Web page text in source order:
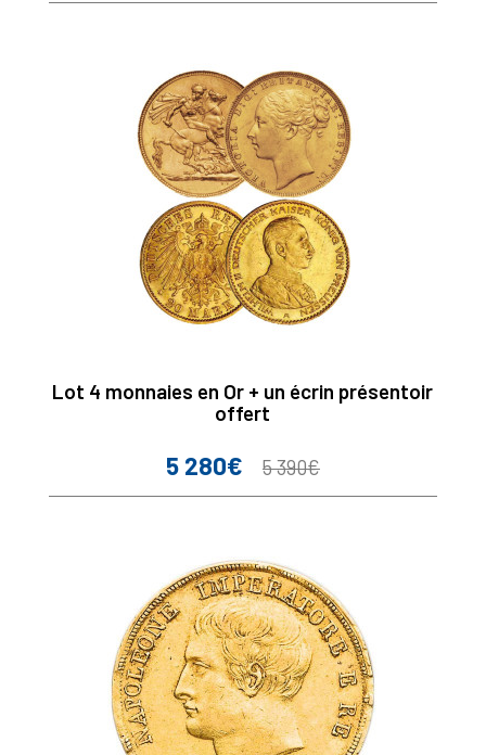
Lot 4 monnaies en Or + un écrin présentoir
offert
Prix
5 280€
Prix
5 390€